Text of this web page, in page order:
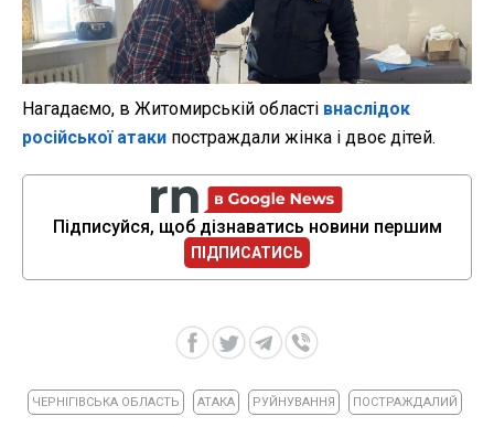
Нагадаємо, в Житомирській області внаслідок
російської атаки постраждали жінка і двоє дітей.
Підписуйся, щоб дізнаватись новини першим
ПІДПИСАТИСЬ
ЧЕРНІГІВСЬКА ОБЛАСТЬ АТАКА РУЙНУВАННЯ ПОСТРАЖДАЛИЙ